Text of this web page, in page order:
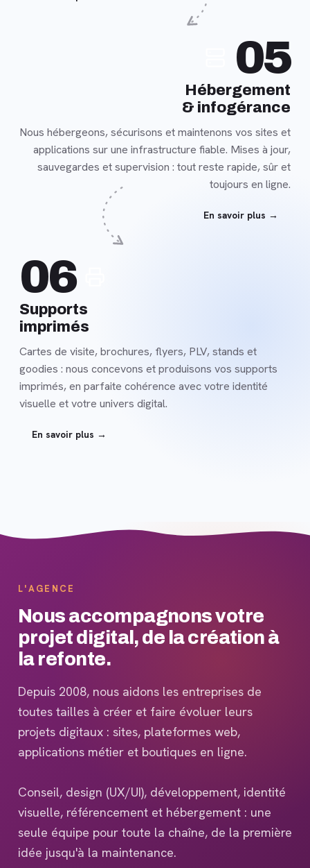
05
Hébergement
& infogérance
Nous hébergeons, sécurisons et maintenons vos sites et
applications sur une infrastructure fiable. Mises à jour,
sauvegardes et supervision : tout reste rapide, sûr et
toujours en ligne.
En savoir plus →
Cartes de visite, brochures, flyers, PLV, stands et
goodies : nous concevons et produisons vos supports
imprimés, en parfaite cohérence avec votre identité
visuelle et votre univers digital.
En savoir plus →
Supports
imprimés
06
L'AGENCE
Nous accompagnons votre
projet digital, de la création à
la refonte.
Depuis 2008, nous aidons les entreprises de
toutes tailles à créer et faire évoluer leurs
projets digitaux : sites, plateformes web,
applications métier et boutiques en ligne.
Conseil, design (UX/UI), développement, identité
visuelle, référencement et hébergement : une
seule équipe pour toute la chaîne, de la première
idée jusqu'à la maintenance.